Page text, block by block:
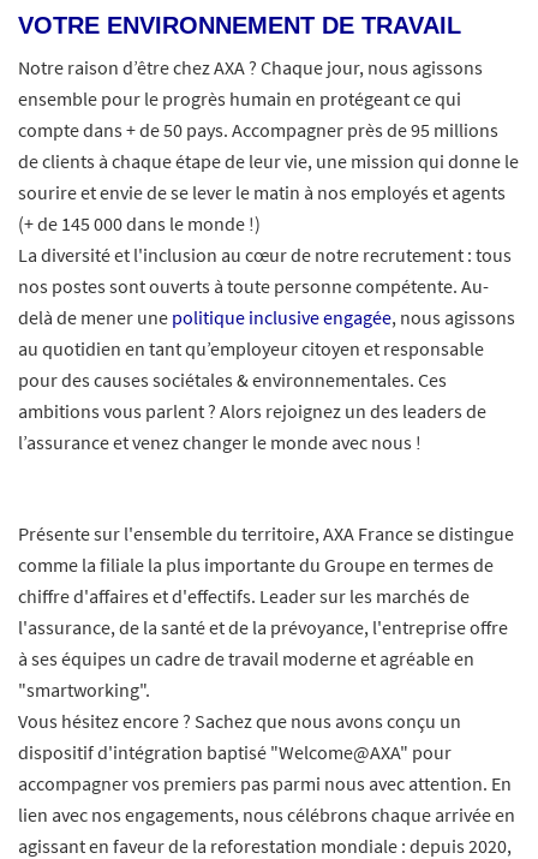
VOTRE ENVIRONNEMENT DE TRAVAIL
Notre raison d’être chez AXA ? Chaque jour, nous agissons
ensemble pour le progrès humain en protégeant ce qui
compte dans + de 50 pays. Accompagner près de 95 millions
de clients à chaque étape de leur vie, une mission qui donne le
sourire et envie de se lever le matin à nos employés et agents
(+ de 145 000 dans le monde !)
La diversité et l'inclusion au cœur de notre recrutement : tous
nos postes sont ouverts à toute personne compétente. Au-
delà de mener une politique inclusive engagée, nous agissons
au quotidien en tant qu’employeur citoyen et responsable
pour des causes sociétales & environnementales. Ces
ambitions vous parlent ? Alors rejoignez un des leaders de
l’assurance et venez changer le monde avec nous !
Présente sur l'ensemble du territoire, AXA France se distingue
comme la filiale la plus importante du Groupe en termes de
chiffre d'affaires et d'effectifs. Leader sur les marchés de
l'assurance, de la santé et de la prévoyance, l'entreprise offre
à ses équipes un cadre de travail moderne et agréable en
"smartworking".
Vous hésitez encore ? Sachez que nous avons conçu un
dispositif d'intégration baptisé "Welcome@AXA" pour
accompagner vos premiers pas parmi nous avec attention. En
lien avec nos engagements, nous célébrons chaque arrivée en
agissant en faveur de la reforestation mondiale : depuis 2020,